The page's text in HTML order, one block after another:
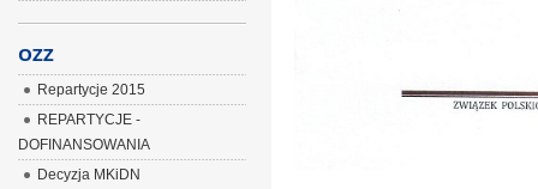
OZZ
Repartycje 2015
REPARTYCJE -
DOFINANSOWANIA
Decyzja MKiDN